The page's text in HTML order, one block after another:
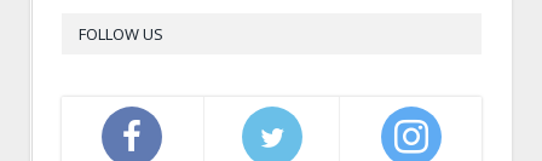
FOLLOW US